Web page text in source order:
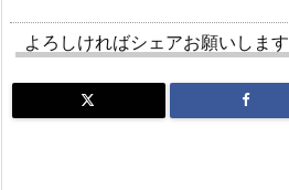
よろしければシェアお願いします